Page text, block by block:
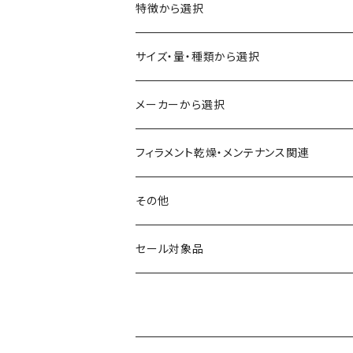
ABS
ASA（アクリル・スチレン・アクリロニトリル）
CA（セルロース アセテート）
CPE（コポリエステル）
HIPS（スチレン系樹脂）
HTPLA
特徴から選択
食品対応
導電性
磁性
絶縁性
静電気放電（ESD）
サイズ・量・種類から選択
お試し用少量サンプル
フィラメント径：1.75mm
フィラメント径：2.85mm
スプール単位
メーカーから選択
3D BROOKLYN
3DFuel
3DLAC
フィラメント乾燥・メンテナンス関連
フィラメント乾燥機
クリーニング
その他
交換用スプール
セール対象品